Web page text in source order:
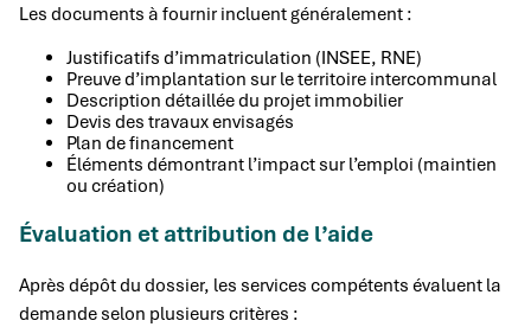
Les documents à fournir incluent généralement :
Justificatifs d’immatriculation (INSEE, RNE)
Preuve d’implantation sur le territoire intercommunal
Description détaillée du projet immobilier
Devis des travaux envisagés
Plan de financement
Éléments démontrant l’impact sur l’emploi (maintien
ou création)
Évaluation et attribution de l’aide
Après dépôt du dossier, les services compétents évaluent la
demande selon plusieurs critères :